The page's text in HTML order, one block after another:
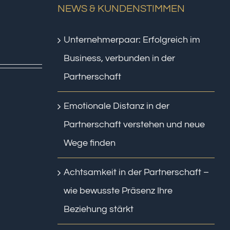
NEWS & KUNDENSTIMMEN
Unternehmerpaar: Erfolgreich im
Business, verbunden in der
Partnerschaft
Emotionale Distanz in der
Partnerschaft verstehen und neue
Wege finden
Achtsamkeit in der Partnerschaft –
wie bewusste Präsenz Ihre
Beziehung stärkt